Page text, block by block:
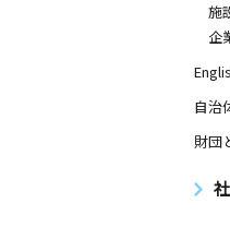
施
企
自治
財団